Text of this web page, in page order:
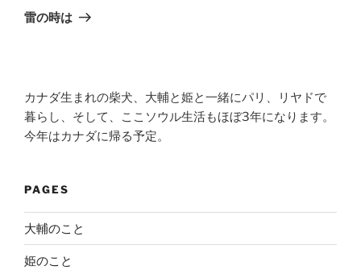
Post
雷の時は
カナダ生まれの柴犬、大輔と姫と一緒にパリ、リヤドで
暮らし、そして、ここソウル生活もほぼ3年になります。
今年はカナダに帰る予定。
PAGES
大輔のこと
姫のこと